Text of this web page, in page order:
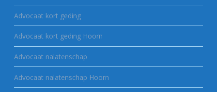
Advocaat kort geding
Advocaat kort geding Hoorn
Advocaat nalatenschap
Advocaat nalatenschap Hoorn